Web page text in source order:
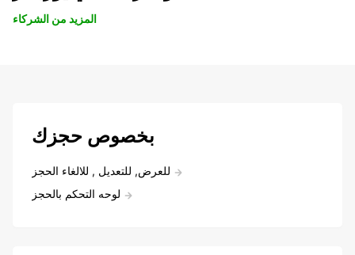
المزيد من الشركاء
بخصوص حجزك
للعرض, للتعديل , للالغاء الحجز
لوحه التحكم بالحجز